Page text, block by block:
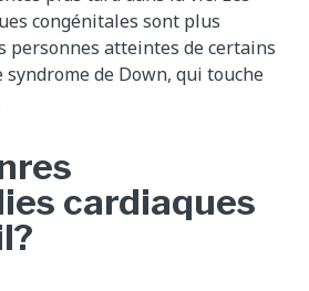
congénitales sont plus
personnes atteintes de certains
syndrome de Down, qui touche
cardiaques